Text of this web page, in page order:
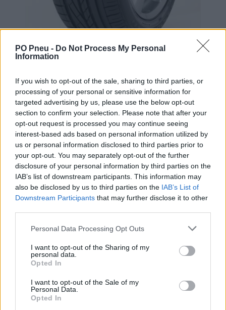
PO Pneu - Do Not Process My Personal
Information
If you wish to opt-out of the sale, sharing to third parties, or
processing of your personal or sensitive information for
targeted advertising by us, please use the below opt-out
section to confirm your selection. Please note that after your
opt-out request is processed you may continue seeing
interest-based ads based on personal information utilized by
us or personal information disclosed to third parties prior to
your opt-out. You may separately opt-out of the further
disclosure of your personal information by third parties on the
IAB’s list of downstream participants. This information may
also be disclosed by us to third parties on the IAB’s List of
Downstream Participants that may further disclose it to other
Personal Data Processing Opt Outs
I want to opt-out of the Sharing of my
personal data.
Opted In
I want to opt-out of the Sale of my
Personal Data.
Opted In
256,39 € 466,17 €
- +
Séria/Značka:
Goodyear
Kód:
5452000750853
45 cm
Brzdiaca vzdialenosť:
EU smernica: